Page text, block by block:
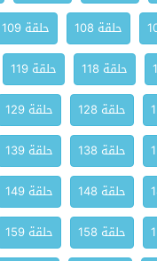
حلقة 108 حلقة 109
حلقة 118 حلقة 119
حلقة 128 حلقة 129
حلقة 138 حلقة 139
حلقة 148 حلقة 149
حلقة 158 حلقة 159